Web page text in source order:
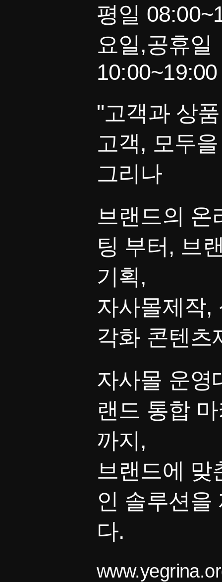
평일
요일,공휴일
10:00~19:00
"고객과 상
고객, 모두
그리나
브랜드의 온
팅 부터, 브
기획,
자사몰제작,
각화 콘텐츠
자사몰 운영
랜드 통합
까지,
브랜드에 맞
인 솔루션을
다.